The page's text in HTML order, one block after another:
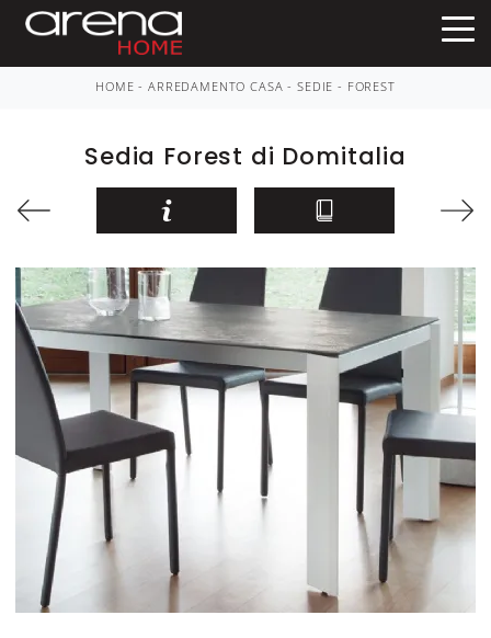
HOME -ARREDAMENTO CASA -SEDIE - FOREST
Sedia Forest di Domitalia